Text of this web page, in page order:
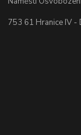
753 61 Hranice IV -